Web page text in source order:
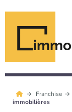
immo
Franchise
immobilières